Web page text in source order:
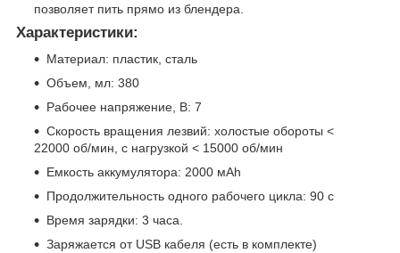
позволяет пить прямо из блендера.
Характеристики:
Материал: пластик, сталь
Объем, мл: 380
Рабочее напряжение, В: 7
Скорость вращения лезвий: холостые обороты <
22000 об/мин, с нагрузкой < 15000 об/мин
Емкость аккумулятора: 2000 мАh
Продолжительность одного рабочего цикла: 90 с
Время зарядки: 3 часа.
Заряжается от USB кабеля (есть в комплекте)